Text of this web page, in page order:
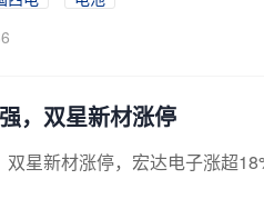
，双星新材涨停
双星新材涨停，宏达电子涨超